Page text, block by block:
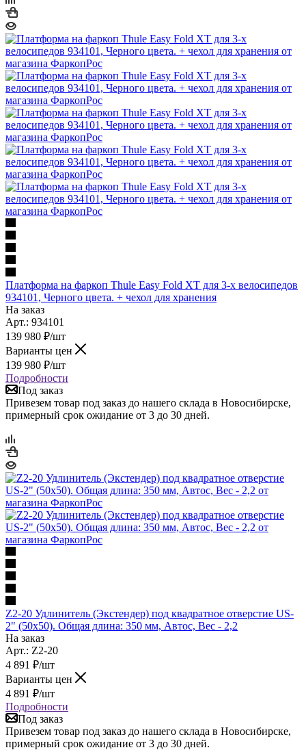
Платформа на фаркоп Thule Easy Fold XT для 3-х велосипедов
934101, Черного цвета. + чехол для хранения
На заказ
Арт.: 934101
139 980 ₽/шт
Варианты цен
139 980 ₽/шт
Подробности
Под заказ
Привезем товар под заказ до нашего склада в Новосибирске,
примерный срок ожидание от 3 до 30 дней.
Z2-20 Удлинитель (Экстендер) под квадратное отверстие US-
2" (50х50). Общая длина: 350 мм, Автос, Вес - 2,2
На заказ
Арт.: Z2-20
4 891 ₽/шт
Варианты цен
4 891 ₽/шт
Подробности
Под заказ
Привезем товар под заказ до нашего склада в Новосибирске,
примерный срок ожидание от 3 до 30 дней.